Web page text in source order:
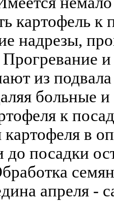
картофель к
надрезы,
из
больные
к
в
до посадки
апреля -